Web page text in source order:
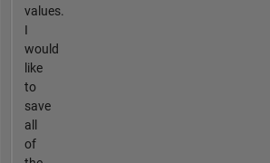
values.
I
would
like
to
save
all
of